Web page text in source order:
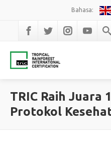
Bahasa:
TRIC Raih Juara
Protokol